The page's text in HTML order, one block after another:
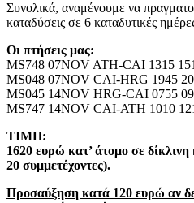
Συνολικά, αναμένουμε να
καταδύσεις σε 6 καταδυτικές
Οι πτήσεις μας:
MS748 07NOV ATH-CAI 1315
MS048 07NOV CAI-HRG 1945
MS045 14NOV HRG-CAI 0755
MS747 14NOV CAI-ATH 1010
ΤΙΜΗ:
1620 ευρώ κατ’ άτομο σε δίκλινη
20 συμμετέχοντες).
Προσαύξηση κατά 120 ευρώ αν